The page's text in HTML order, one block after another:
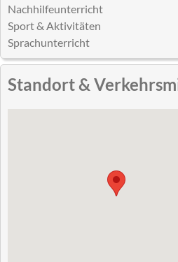
Nachhilfeunterricht
Sport & Aktivitäten
Sprachunterricht
Standort &